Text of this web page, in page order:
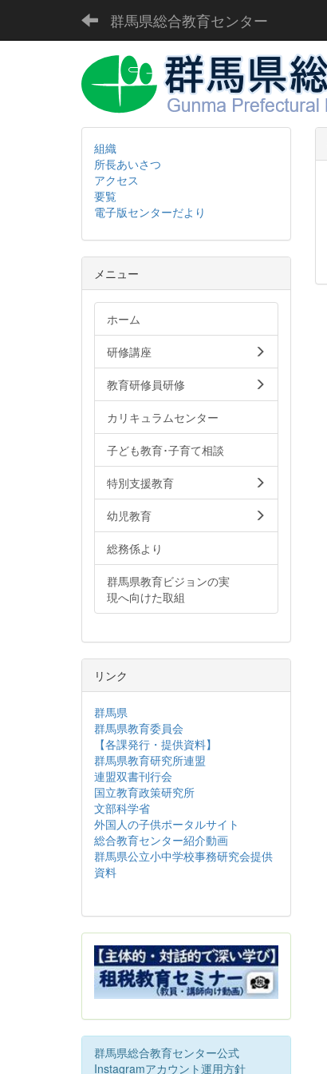
群馬県総合教育センター
組織
所長あいさつ
アクセス
要覧
電子版センターだより
メニュー
ホーム
研修講座
教育研修員研修
カリキュラムセンター
子ども教育･子育て相談
特別支援教育
幼児教育
総務係より
群馬県教育ビジョンの実
現へ向けた取組
リンク
群馬県
群馬県教育委員会
【各課発行・提供資料】
群馬県教育研究所連盟
連盟双書刊行会
国立教育政策研究所
文部科学省
外国人の子供ポータルサイト
総合教育センター紹介動画
群馬県公立小中学校事務研究会提供
資料
群馬県総合教育センター公式
Instagramアカウント運用方針